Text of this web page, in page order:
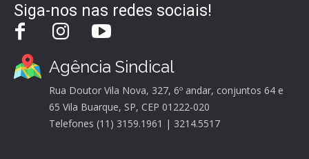
Siga-nos nas redes sociais!
Agência Sindical
Rua Doutor Vila Nova, 327, 6º andar, conjuntos 64 e
65 Vila Buarque, SP, CEP 01222-020
Telefones (11) 3159.1961 | 3214.5517